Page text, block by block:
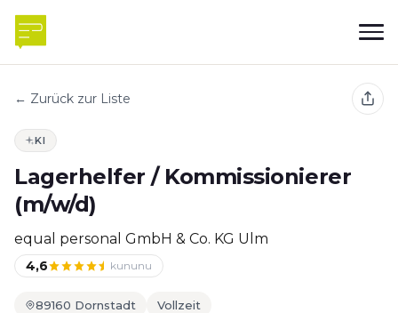
← Zurück zur Liste
KI
Lagerhelfer / Kommissionierer
(m/w/d)
equal personal GmbH & Co. KG Ulm
4,6 kununu
89160 Dornstadt Vollzeit